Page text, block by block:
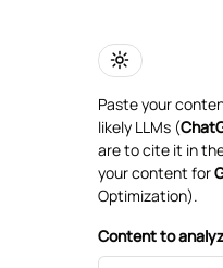
Paste your
likely LLMs (
are to cite it in
your content for
Optimization).
Content to